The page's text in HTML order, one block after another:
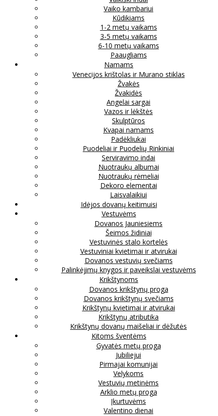
Vaiko kambariui
Kūdikiams
1-2 metų vaikams
3-5 metų vaikams
6-10 metų vaikams
Paaugliams
Namams
Venecijos krištolas ir Murano stiklas
Žvakės
Žvakidės
Angelai sargai
Vazos ir lėkštės
Skulptūros
Kvapai namams
Padėkliukai
Puodeliai ir Puodelių Rinkiniai
Serviravimo indai
Nuotraukų albumai
Nuotraukų rėmeliai
Dekoro elementai
Laisvalaikiui
Idėjos dovanų keitimuisi
Vestuvėms
Dovanos Jauniesiems
Šeimos židiniai
Vestuvinės stalo kortelės
Vestuviniai kvietimai ir atvirukai
Dovanos vestuvių svečiams
Palinkėjimų knygos ir paveikslai vestuvėms
Krikštynoms
Dovanos krikštynų proga
Dovanos krikštynų svečiams
Krikštynų kvietimai ir atvirukai
Krikštynų atributika
Krikštynų dovanų maišeliai ir dėžutės
Kitoms šventėms
Gyvatės metų proga
Jubiliejui
Pirmajai komunijai
Velykoms
Vestuvių metinėms
Arklio metų proga
Įkurtuvėms
Valentino dienai